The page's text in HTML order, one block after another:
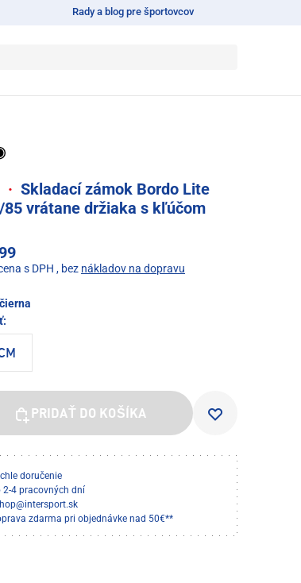
Rady a blog pre športovcov
· Skladací zámok Bordo Lite
85 vrátane držiaka s kľúčom
s DPH , bez nákladov na dopravu
čierna
PRIDAŤ DO KOŠÍKA
doručenie
2-4 pracovných dní
@intersport.sk
zdarma pri objednávke nad 50€**